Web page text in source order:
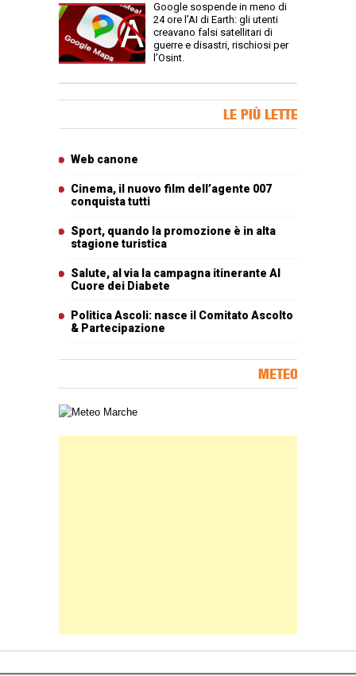
Google sospende in meno di
24 ore l’AI di Earth: gli utenti
creavano falsi satellitari di
guerre e disastri, rischiosi per
l’Osint.
LE PIÙ LETTE
Web canone
Cinema, il nuovo film dell’agente 007
conquista tutti
Sport, quando la promozione è in alta
stagione turistica
Salute, al via la campagna itinerante Al
Cuore dei Diabete
Politica Ascoli: nasce il Comitato Ascolto
& Partecipazione
METEO
Carta meteorologica delle Marche